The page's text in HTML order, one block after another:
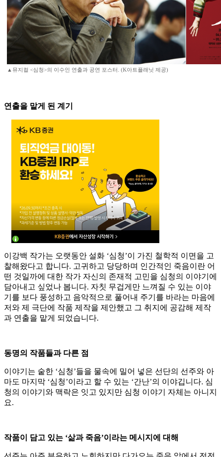
▲뮤지컬 <심청>의 이수인 연출과 공연 포스터. (K아트플래닛 제공)
연출을 맡게 된 계기
이강백 작가는 오랫동안 설화 ‘심청’이 가진 철학적 이면을 고
찰해왔다고 합니다. 고귀하고 당당하며 인간적인 죽음이란 어
떤 것일까에 대한 작가 자신의 존재적 고민을 심청의 이야기에
담아내고 싶었나 봅니다. 자칫 무겁게만 느껴질 수 있는 이야
기를 보다 풍성하고 음악적으로 풀어내 주기를 바라는 마음에
저와 제 극단에 작품 제작을 제안했고 그 취지에 공감해 제작
과 연출을 맡게 되었습니다.
동명의 작품들과 다른 점
이야기는 숱한 ‘심청’들을 물속에 밀어 넣은 선단의 선주와 아
마도 마지막 ‘심청’이라고 할 수 있는 ‘간난’의 이야깁니다. 심
청의 이야기와 맥락은 잇고 있지만 심청 이야기 자체는 아니지
요.
작품이 담고 있는 ‘삶과 죽음’이라는 메시지에 대해